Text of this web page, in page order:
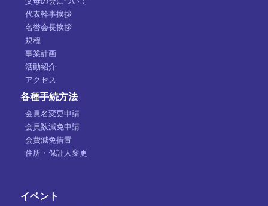
代表幹事挨拶
名誉会長挨拶
規程
事業計画
活動紹介
アクセス
各種手続方法
会員名変更申請
会員数減免申請
会費減免措置
住所・保証人変更
イベント